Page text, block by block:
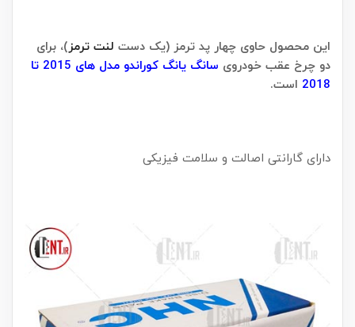
این محصول حاوی چهار پد ترمز (یک دست لنت ترمز)، برای
دو چرخ عقب خودروی
سانگ یانگ کوراندو مدل های 2015 تا
2018 است.
دارای گارانتی اصالت و سلامت فیزیکی